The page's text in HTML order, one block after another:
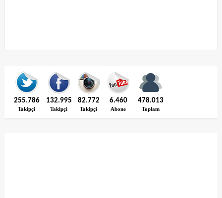
255.786
Takipçi
132.995
Takipçi
82.772
Takipçi
6.460
Abone
478.013
Toplam